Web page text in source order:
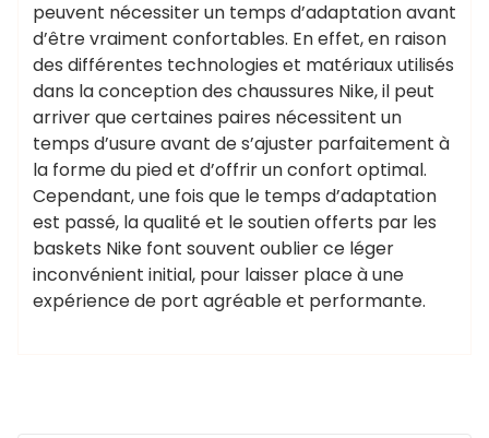
peuvent nécessiter un temps d’adaptation avant
d’être vraiment confortables. En effet, en raison
des différentes technologies et matériaux utilisés
dans la conception des chaussures Nike, il peut
arriver que certaines paires nécessitent un
temps d’usure avant de s’ajuster parfaitement à
la forme du pied et d’offrir un confort optimal.
Cependant, une fois que le temps d’adaptation
est passé, la qualité et le soutien offerts par les
baskets Nike font souvent oublier ce léger
inconvénient initial, pour laisser place à une
expérience de port agréable et performante.